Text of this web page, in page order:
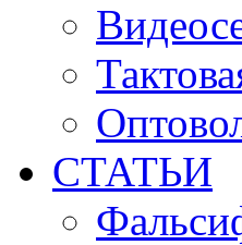
СТАТЬИ